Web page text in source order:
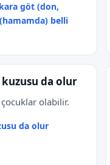
göt (don,
belli
da olur
olabilir.
da olur